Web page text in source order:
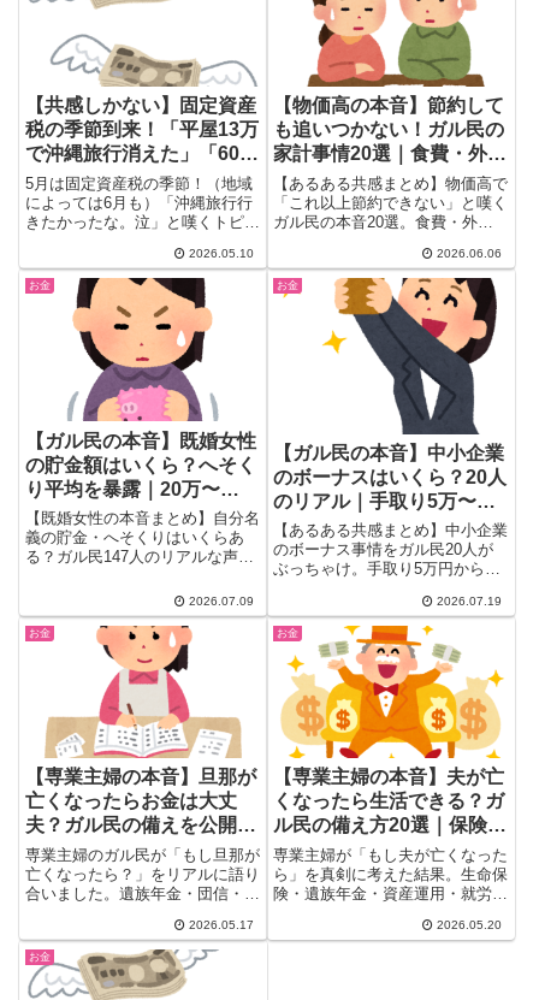
【共感しかない】固定資産
税の季節到来！「平屋13万
で沖縄旅行消えた」「60万
は高杉晋作」年1税金祭り
にガル民ため息が止まらな
い
5月は固定資産税の季節！（地域
によっては6月も）「沖縄旅行行
きたかったな。泣」と嘆くトピ主
2026.05.10
【物価高の本音】節約して
も追いつかない！ガル民の
家計事情20選｜食費・外
食・娯楽を削った先に…
【あるある共感まとめ】物価高で
「これ以上節約できない」と嘆く
ガル民の本音20選。食費・外
り倒した先の生活実態をご紹介。
「最大の節約はもう寝ること」と
いう切実な声からリアルな節約術
まで、30〜50代女性の共感必
2026.06.06
お金
【ガル民の本音】既婚女性
の貯金額はいくら？へそく
り平均を暴露｜20万〜
8000万まで赤裸々告白
【既婚女性の本音まとめ】自分名
義の貯金・へそくりはいくらあ
る？ガル民147人のリアルな声を
えまで、年代別の実態や「へそく
りの定義」論争、財産分与の境界
線まで、検索しても出てこない赤
裸々な本音を一気にチェック。
2026.07.09
お金
【ガル民の本音】中小企業
のボーナスはいくら？20人
のリアル｜手取り5万〜
150万の格差まとめ
【あるある共感まとめ】中小企業
のボーナス事情をガル民20人が
ぶっちゃけ。手取り5万円から額
模・勤続年数で驚くほど差が出る
リアルな金額と、手取りと額面の
違い、餅代・氷代の豆知識まで、
30代40代女性が気になる本音を
一気に紹介します。
2026.07.19
お金
【専業主婦の本音】旦那が
亡くなったらお金は大丈
夫？ガル民の備えを公開｜
遺族年金・生命保険・資産
運用のリアル
専業主婦のガル民が「もし旦那が
亡くなったら？」をリアルに語り
合いました。遺族年金・団信・生
えている人から資産8000万以上
の余裕派まで。実際に夫を亡くし
て再就職した体験談も。老後のお
金が不安な専業主婦必見の内容で
2026.05.17
お金
【専業主婦の本音】夫が亡
くなったら生活できる？ガ
ル民の備え方20選｜保険・
遺族年金・資産運用のリア
ル
専業主婦が「もし夫が亡くなった
ら」を真剣に考えた結果。生命保
険・遺族年金・資産運用・就労準
リアルに実践している備え方を
2026.05.20
お金